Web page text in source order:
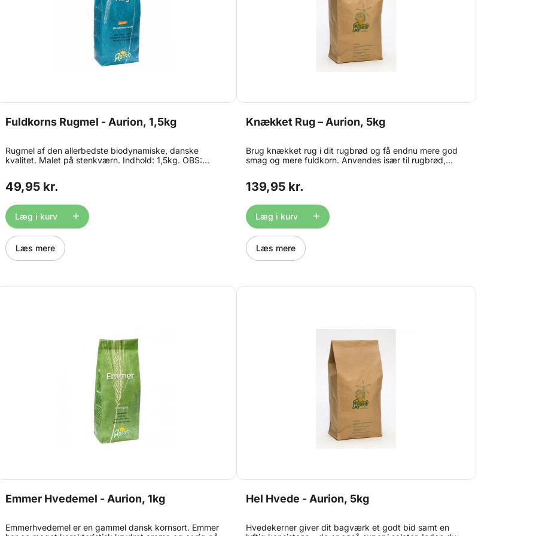
Fuldkorns Rugmel - Aurion, 1,5kg
Rugmel af den allerbedste biodynamiske, danske
kvalitet. Malet på stenkværn. Indhold: 1,5kg. OBS:
49,95 kr.
Læg i kurv
Læs mere
Knækket Rug – Aurion, 5kg
Brug knækket rug i dit rugbrød og få endnu mere god
smag og mere fuldkorn. Anvendes især til rugbrød,
strenge kvalitetskrav.
139,95 kr.
Læg i kurv
Læs mere
Emmer Hvedemel - Aurion, 1kg
Emmerhvedemel er en gammel dansk kornsort. Emmer
Hel Hvede - Aurion, 5kg
Hvedekerner giver dit bagværk et godt bid samt en